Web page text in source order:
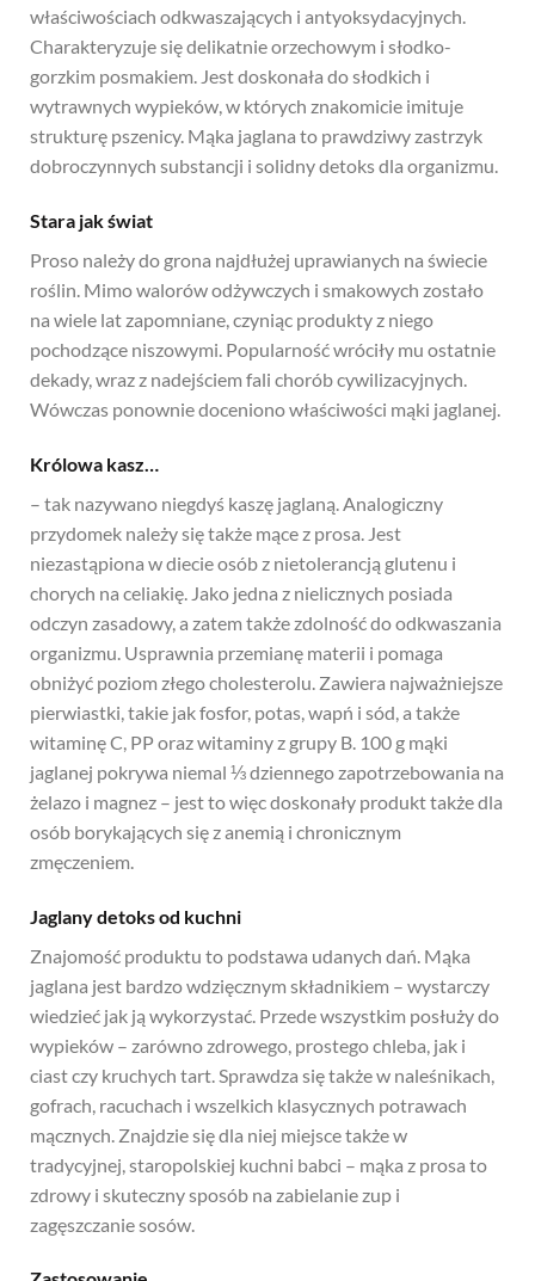
właściwościach odkwaszających i antyoksydacyjnych.
Charakteryzuje się delikatnie orzechowym i słodko-
gorzkim posmakiem. Jest doskonała do słodkich i
wytrawnych wypieków, w których znakomicie imituje
strukturę pszenicy. Mąka jaglana to prawdziwy zastrzyk
dobroczynnych substancji i solidny detoks dla organizmu.
Stara jak świat
Proso należy do grona najdłużej uprawianych na świecie
roślin. Mimo walorów odżywczych i smakowych zostało
na wiele lat zapomniane, czyniąc produkty z niego
pochodzące niszowymi. Popularność wróciły mu ostatnie
dekady, wraz z nadejściem fali chorób cywilizacyjnych.
Wówczas ponownie doceniono właściwości mąki jaglanej.
Królowa kasz…
– tak nazywano niegdyś kaszę jaglaną. Analogiczny
przydomek należy się także mące z prosa. Jest
niezastąpiona w diecie osób z nietolerancją glutenu i
chorych na celiakię. Jako jedna z nielicznych posiada
odczyn zasadowy, a zatem także zdolność do odkwaszania
organizmu. Usprawnia przemianę materii i pomaga
obniżyć poziom złego cholesterolu. Zawiera najważniejsze
pierwiastki, takie jak fosfor, potas, wapń i sód, a także
witaminę C, PP oraz witaminy z grupy B. 100 g mąki
jaglanej pokrywa niemal ⅓ dziennego zapotrzebowania na
żelazo i magnez – jest to więc doskonały produkt także dla
osób borykających się z anemią i chronicznym
zmęczeniem.
Jaglany detoks od kuchni
Znajomość produktu to podstawa udanych dań. Mąka
jaglana jest bardzo wdzięcznym składnikiem – wystarczy
wiedzieć jak ją wykorzystać. Przede wszystkim posłuży do
wypieków – zarówno zdrowego, prostego chleba, jak i
ciast czy kruchych tart. Sprawdza się także w naleśnikach,
gofrach, racuchach i wszelkich klasycznych potrawach
mącznych. Znajdzie się dla niej miejsce także w
tradycyjnej, staropolskiej kuchni babci – mąka z prosa to
zdrowy i skuteczny sposób na zabielanie zup i
zagęszczanie sosów.